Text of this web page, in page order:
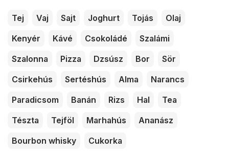
Tej Vaj Sajt Joghurt Tojás
Olaj
Kenyér
Kávé Csokoládé
Szalámi
Szalonna
Pizza Dzsúsz Bor
Sör
Csirkehús
Sertéshús Alma
Narancs
Paradicsom
Banán Rizs Hal
Tea
Tészta
Tejföl Marhahús
Ananász
Bourbon whisky
Cukorka